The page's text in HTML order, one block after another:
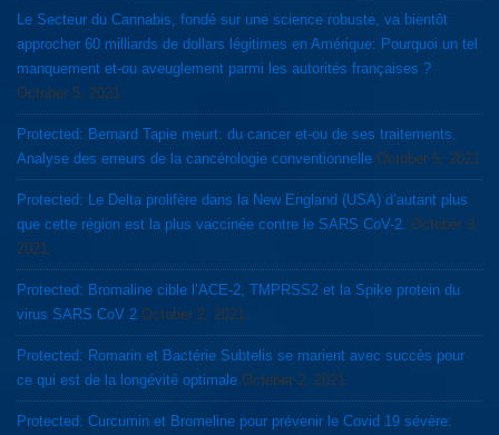
Le Secteur du Cannabis, fondé sur une science robuste, va bientôt
approcher 60 milliards de dollars légitimes en Amérique: Pourquoi un tel
manquement et-ou aveuglement parmi les autorités françaises ?
October 5, 2021
Protected: Bernard Tapie meurt: du cancer et-ou de ses traitements.
Analyse des erreurs de la cancérologie conventionnelle October 5, 2021
Protected: Le Delta prolifère dans la New England (USA) d’autant plus
que cette région est la plus vaccinée contre le SARS CoV-2. October 3,
2021
Protected: Bromaline cible l’ACE-2, TMPRSS2 et la Spike protein du
virus SARS CoV 2 October 2, 2021
Protected: Romarin et Bactérie Subtelis se marient avec succès pour
ce qui est de la longévité optimale October 2, 2021
Protected: Curcumin et Bromeline pour prévenir le Covid 19 sévère: